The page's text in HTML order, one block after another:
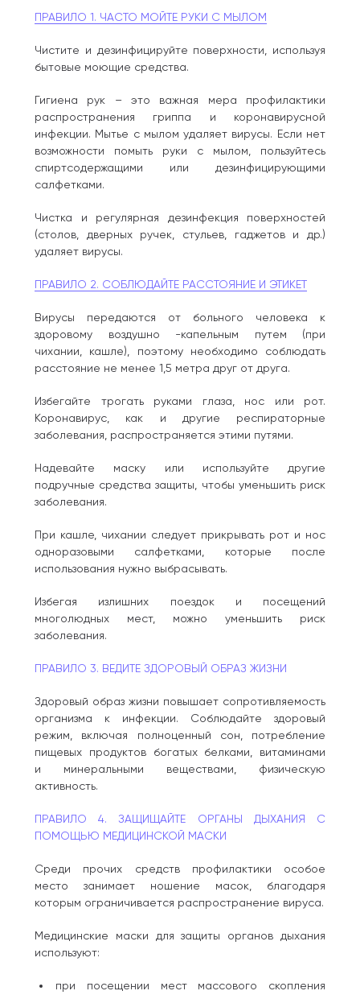
ПРАВИЛО 1. ЧАСТО МОЙТЕ РУКИ С МЫЛОМ
Чистите и дезинфицируйте поверхности, используя
бытовые моющие средства.
Гигиена рук – это важная мера профилактики
распространения гриппа и коронавирусной
инфекции. Мытье с мылом удаляет вирусы. Если нет
возможности помыть руки с мылом, пользуйтесь
спиртсодержащими или дезинфицирующими
салфетками.
Чистка и регулярная дезинфекция поверхностей
(столов, дверных ручек, стульев, гаджетов и др.)
удаляет вирусы.
ПРАВИЛО 2. СОБЛЮДАЙТЕ РАССТОЯНИЕ И ЭТИКЕТ
Вирусы передаются от больного человека к
здоровому воздушно -капельным путем (при
чихании, кашле), поэтому необходимо соблюдать
расстояние не менее 1,5 метра друг от друга.
Избегайте трогать руками глаза, нос или рот.
Коронавирус, как и другие респираторные
заболевания, распространяется этими путями.
Надевайте маску или используйте другие
подручные средства защиты, чтобы уменьшить риск
заболевания.
При кашле, чихании следует прикрывать рот и нос
одноразовыми салфетками, которые после
использования нужно выбрасывать.
Избегая излишних поездок и посещений
многолюдных мест, можно уменьшить риск
заболевания.
ПРАВИЛО 3. ВЕДИТЕ ЗДОРОВЫЙ ОБРАЗ ЖИЗНИ
Здоровый образ жизни повышает сопротивляемость
организма к инфекции. Соблюдайте здоровый
режим, включая полноценный сон, потребление
пищевых продуктов богатых белками, витаминами
и минеральными веществами, физическую
активность.
ПРАВИЛО 4. ЗАЩИЩАЙТЕ ОРГАНЫ ДЫХАНИЯ С
ПОМОЩЬЮ МЕДИЦИНСКОЙ МАСКИ
Среди прочих средств профилактики особое
место занимает ношение масок, благодаря
которым ограничивается распространение вируса.
Медицинские маски для защиты органов дыхания
используют:
при посещении мест массового скопления